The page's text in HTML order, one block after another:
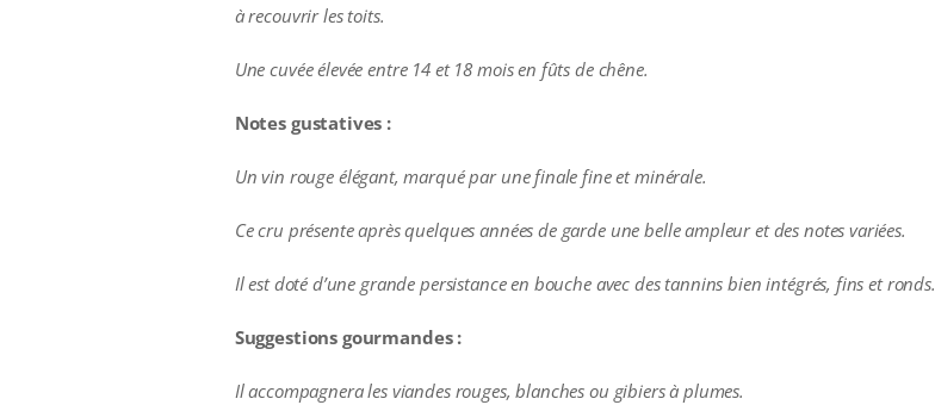
à recouvrir les toits.
Une cuvée élevée entre 14 et 18 mois en fûts de chêne.
Notes gustatives :
Un vin rouge élégant, marqué par une finale fine et minérale.
Ce cru présente après quelques années de garde une belle ampleur et des notes variées.
Il est doté d’une grande persistance en bouche avec des tannins bien intégrés, fins et ronds.
Suggestions gourmandes :
Il accompagnera les viandes rouges, blanches ou gibiers à plumes.